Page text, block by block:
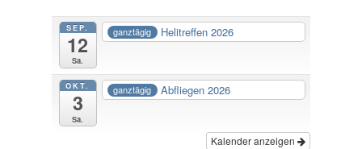
SEP.
12
Sa.
ganztägig Helitreffen 2026
OKT.
3
Sa.
ganztägig Abfliegen 2026
Kalender anzeigen